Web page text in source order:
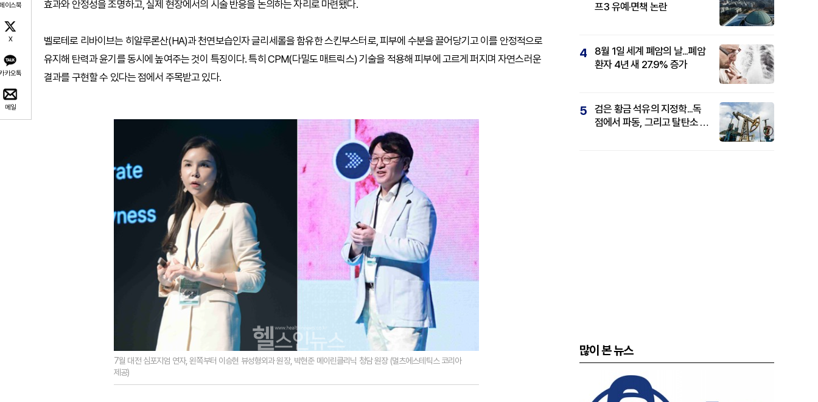
이스북
X
카오톡
메일
효과와 안정성을 조명하고, 실제 현장에서의 시술 반응을 논의하는 자리로 마련됐다.
벨로테로 리바이브는 히알루론산(HA)과 천연보습인자 글리세롤을 함유한 스킨부스터로, 피부에 수분을 끌어당기고 이를 안정적으로
유지해 탄력과 윤기를 동시에 높여주는 것이 특징이다. 특히 CPM(다밀도 매트릭스) 기술을 적용해 피부에 고르게 퍼지며 자연스러운
결과를 구현할 수 있다는 점에서 주목받고 있다.
7월 대전 심포지엄 연자, 왼쪽부터 이승현 뷰성형외과 원장, 박현준 메이린클리닉 청담 원장 (멀츠에스테틱스 코리아
제공)
프3 유예·면책 논란
4
8월 1일 세계 폐암의 날...폐암
환자 4년 새 27.9% 증가
5
검은 황금 석유의 지정학...독
점에서 파동, 그리고 탈탄소 패
많이 본 뉴스